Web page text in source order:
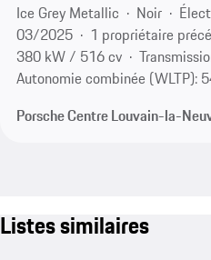
Ice Grey Metallic
Noir
03/2025
1 propriétaire
380 kW / 516 cv
Autonomie combinée (WLTP):
Porsche Centre Louvain-la-
Listes similaires